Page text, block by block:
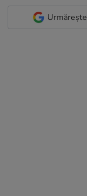
Urmărește